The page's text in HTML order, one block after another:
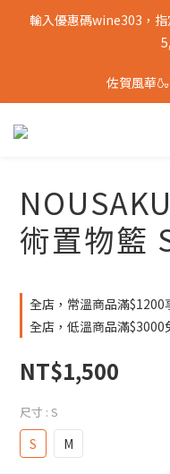
輸入優惠碼wine303，
佐賀風華
術置物籃
全店，常溫商品滿
全店，低溫商品滿$3000
NT$1,500
尺寸 : S
S M